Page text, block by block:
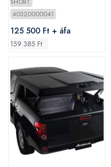
40320000041
125 500 Ft + áfa
159 385 Ft